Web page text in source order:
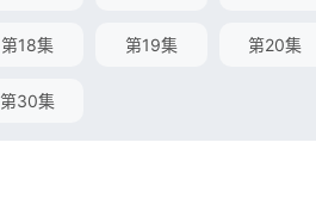
第18集 第19集 第20集
第30集